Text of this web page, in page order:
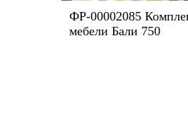
ФР-00002085
мебели Бали 750